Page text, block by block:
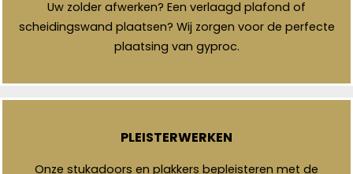
Uw zolder afwerken? Een verlaagd plafond of
scheidingswand plaatsen? Wij zorgen voor de perfecte
plaatsing van gyproc.
PLEISTERWERKEN
Onze stukadoors en plakkers bepleisteren met de